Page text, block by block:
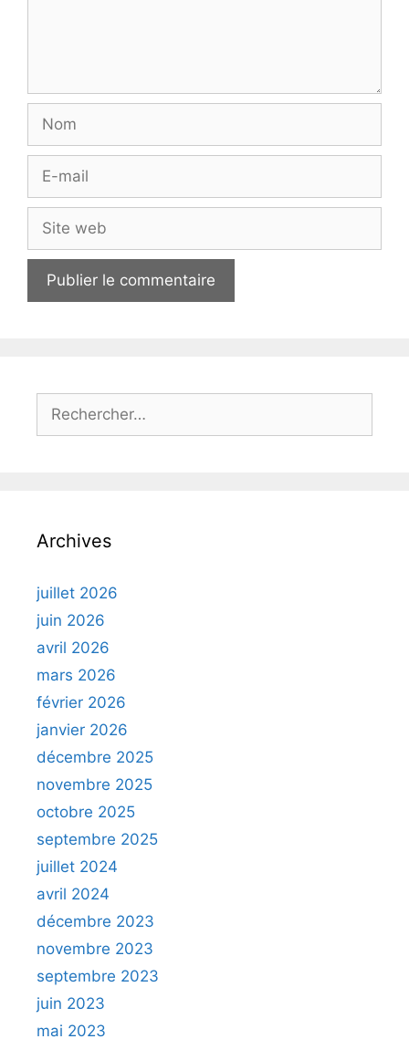
mail
web
Archives
juillet 2026
juin 2026
avril 2026
mars 2026
février 2026
janvier 2026
décembre 2025
novembre 2025
octobre 2025
septembre 2025
juillet 2024
avril 2024
décembre 2023
novembre 2023
septembre 2023
juin 2023
mai 2023